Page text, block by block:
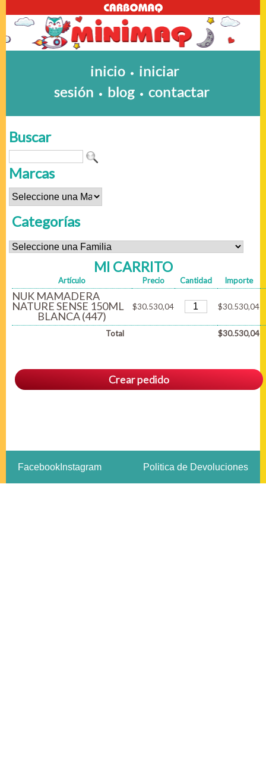
inicio • iniciar
sesión • blog • contactar
Buscar
Marcas
Categorías
MI CARRITO
Artículo Precio Cantidad Importe
NUK MAMADERA
NATURE SENSE 150ML
BLANCA (447)
$30.530,04 $30.530,04
Total $30.530,04
Crear pedido
Facebook Instagram Politica de Devoluciones